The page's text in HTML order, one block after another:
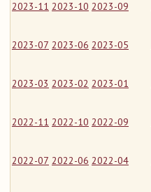
2023-11 2023-10 2023-09
2023-07 2023-06 2023-05
2023-03 2023-02 2023-01
2022-11 2022-10 2022-09
2022-07 2022-06 2022-04